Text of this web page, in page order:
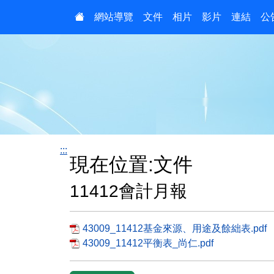
網站導覽
文件 相片 影片 連結 公
:::
現在位置:文件
11412會計月報
43009_11412基金來源、用途及餘絀表.pdf
43009_11412平衡表_尚仁.pdf